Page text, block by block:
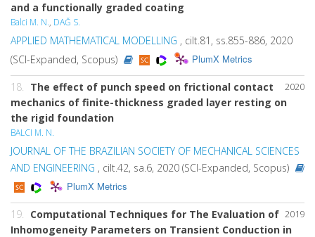
and a functionally graded coating
Balci M. N., DAĞ S.
APPLIED MATHEMATICAL MODELLING , cilt.81, ss.855-886, 2020
(SCI-Expanded, Scopus)
PlumX Metrics
2020
18.
The effect of punch speed on frictional contact
mechanics of finite-thickness graded layer resting on
the rigid foundation
BALCI M. N.
JOURNAL OF THE BRAZILIAN SOCIETY OF MECHANICAL SCIENCES
AND ENGINEERING , cilt.42, sa.6, 2020 (SCI-Expanded, Scopus)
PlumX Metrics
2019
19.
Computational Techniques for The Evaluation of
Inhomogeneity Parameters on Transient Conduction in